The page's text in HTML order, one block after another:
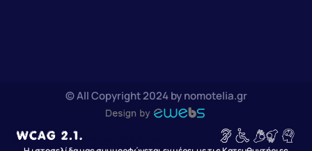
© All Copyright 2024 by nomotelia.gr